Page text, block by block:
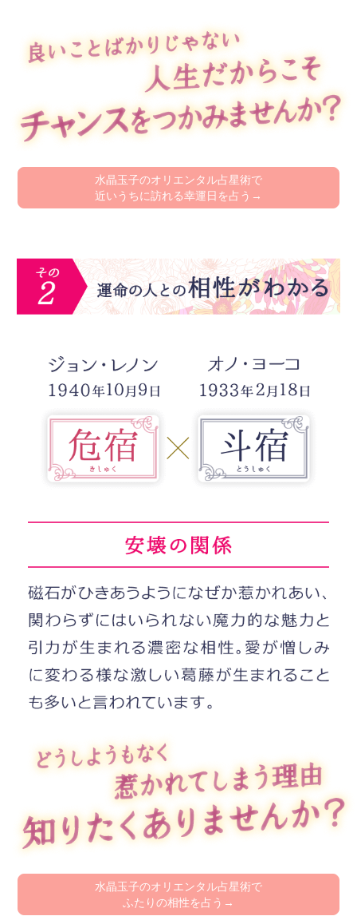
水晶玉子のオリエンタル占星術で
近いうちに訪れる幸運日を占う→
水晶玉子のオリエンタル占星術で
ふたりの相性を占う→